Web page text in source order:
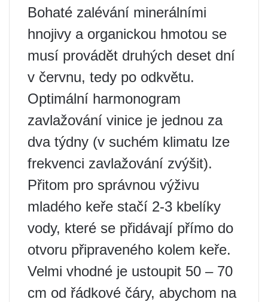
Bohaté zalévání minerálními
hnojivy a organickou hmotou se
musí provádět druhých deset dní
v červnu, tedy po odkvětu.
Optimální harmonogram
zavlažování vinice je jednou za
dva týdny (v suchém klimatu lze
frekvenci zavlažování zvýšit).
Přitom pro správnou výživu
mladého keře stačí 2-3 kbelíky
vody, které se přidávají přímo do
otvoru připraveného kolem keře.
Velmi vhodné je ustoupit 50 – 70
cm od řádkové čáry, abychom na